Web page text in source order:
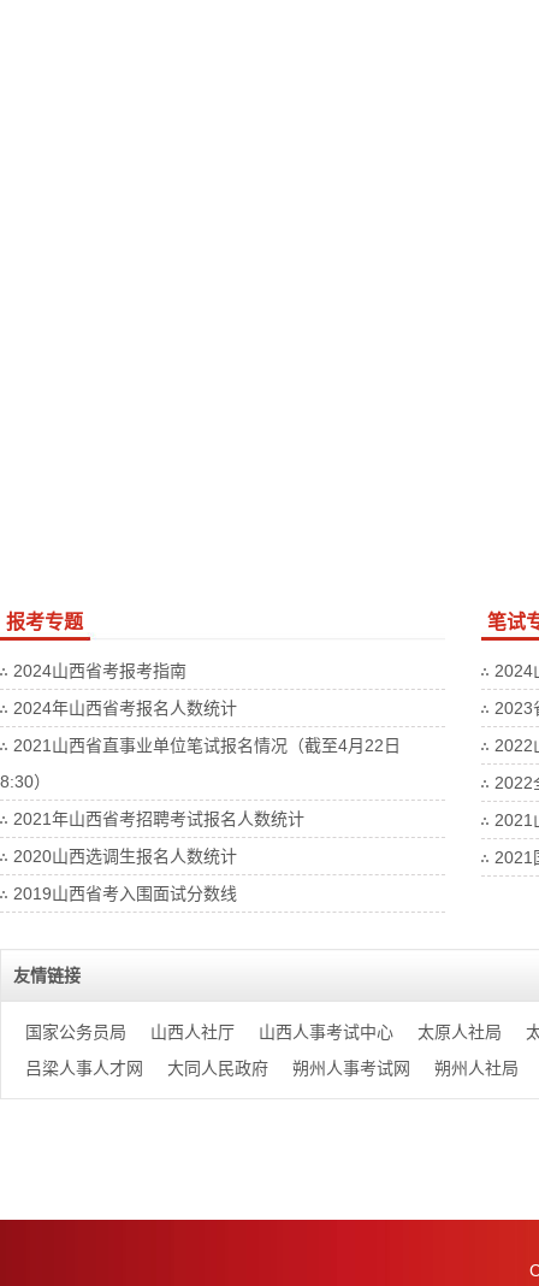
报考专题
2024山西省考报考指南
2024年山西省考报名人数统计
2021山西省直事业单位笔试报名情况（截至4月22日
8:30）
2021年山西省考招聘考试报名人数统计
2020山西选调生报名人数统计
2019山西省考入围面试分数线
笔试
2024
2023
2022
2022
2021
2021
友情链接
国家公务员局 山西人社厅 山西人事考试中心 太原人社局
吕梁人事人才网
大同人民政府 朔州人事考试网 朔州人社局